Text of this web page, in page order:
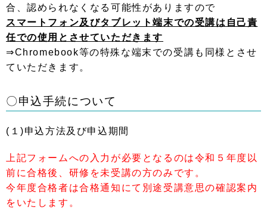
合、認められなくなる可能性がありますので
スマートフォン及びタブレット端末での受講は自己責
任での使用とさせていただきます
⇒Chromebook等の特殊な端末での受講も同様とさせ
ていただきます。
〇申込手続について
(１)申込方法及び申込期間
上記フォームへの入力 が必要となるのは令和５年度以
前に合格後、研修を未受講の方のみです。
今年度合格者は合格通知にて別途受講意思の確認案内
をいたします。